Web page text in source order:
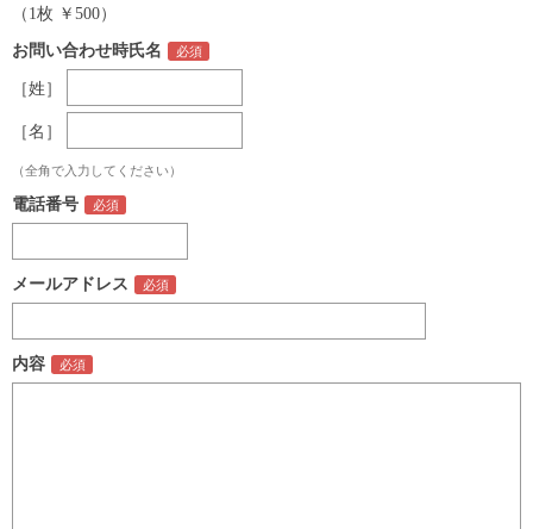
（1枚 ￥500）
お問い合わせ時氏名
［姓］
［名］
（全角で入力してください）
電話番号
メールアドレス
内容